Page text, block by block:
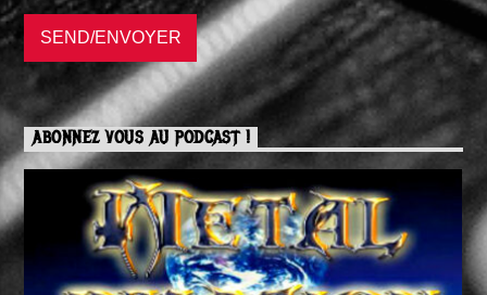
ABONNEZ VOUS AU PODCAST !